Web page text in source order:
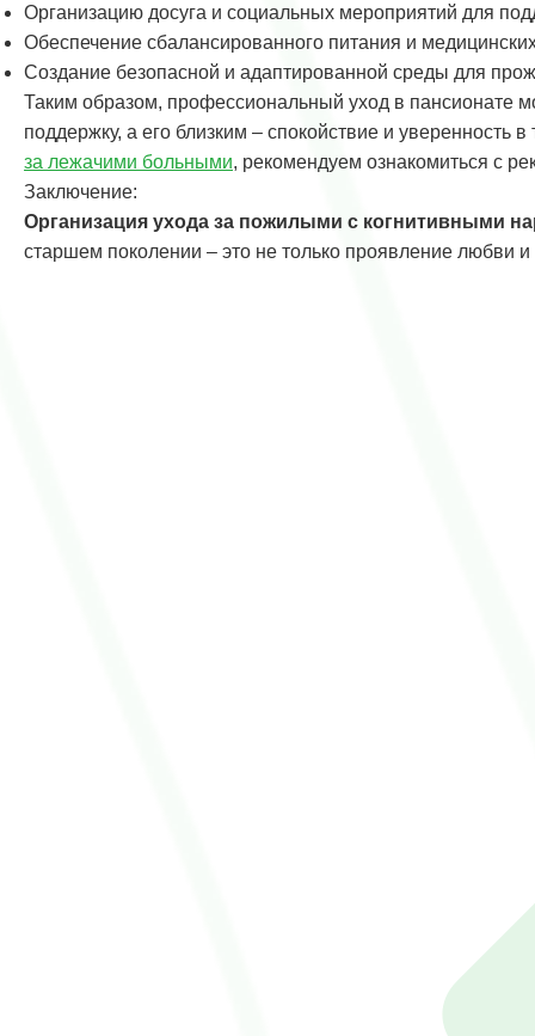
Организацию досуга и социальных мероприятий для
Обеспечение сбалансированного питания и
Создание безопасной и адаптированной среды для
Таким образом, профессиональный уход в пансионате
поддержку, а его близким – спокойствие и
за лежачими больными, рекомендуем ознакомиться с
Заключение:
Организация ухода за пожилыми с когнитивными
старшем поколении – это не только проявление любви